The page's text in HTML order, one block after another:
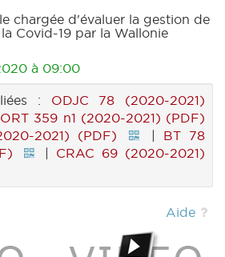
chargée d'évaluer la gestion de
Covid-19 par la Wallonie
à 09:00
: ODJC 78 (2020-2021)
359 n1 (2020-2021) (PDF)
2021) (PDF) | BT 78
| CRAC 69 (2020-2021)
Aide